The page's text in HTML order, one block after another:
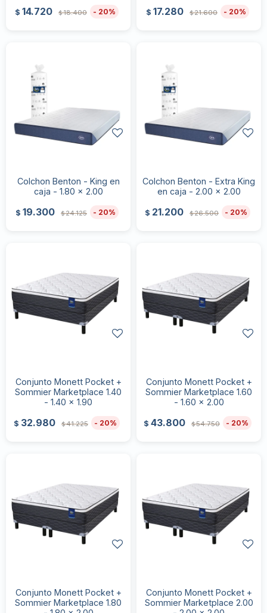
$ 14.720 $18.400 20 $ 17.280 $21.600 20
Colchon Benton - King en
caja - 1.80 x 2.00
$ 19.300 $24.125 20
Colchon Benton - Extra King
en caja - 2.00 x 2.00
$ 21.200 $26.500 20
Conjunto Monett Pocket +
Sommier Marketplace 1.40
- 1.40 x 1.90
$ 32.980 $41.225 20
Conjunto Monett Pocket +
Sommier Marketplace 1.60
- 1.60 x 2.00
$ 43.800 $54.750 20
Conjunto Monett Pocket +
Sommier Marketplace 1.80
Conjunto Monett Pocket +
Sommier Marketplace 2.00